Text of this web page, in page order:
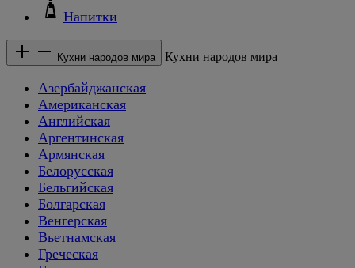
Напитки
Кухни народов мира Кухни народов мира
Азербайджанская
Американская
Английская
Аргентинская
Армянская
Белорусская
Бельгийская
Болгарская
Венгерская
Вьетнамская
Греческая